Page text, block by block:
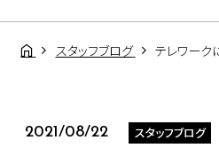
スタッフブログ テレワークに
2021/08/22 スタッフブログ